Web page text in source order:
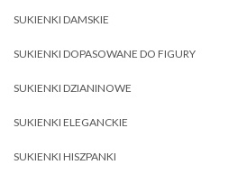
SUKIENKI DAMSKIE
SUKIENKI DOPASOWANE DO FIGURY
SUKIENKI DZIANINOWE
SUKIENKI ELEGANCKIE
SUKIENKI HISZPANKI